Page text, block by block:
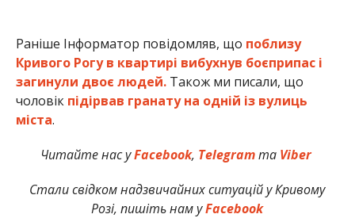
Раніше Інформатор повідомляв, що поблизу
Кривого Рогу в квартирі вибухнув боєприпас і
загинули двоє людей. Також ми писали, що
чоловік підірвав гранату на одній із вулиць
міста.
Читайте нас уFacebook, Telegramта Viber
Стали свідком надзвичайних ситуацій у Кривому
Розі, пишіть нам уFacebook